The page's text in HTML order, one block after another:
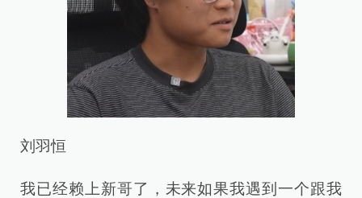
刘羽恒
我已经赖上新哥了，未来如果我遇到一个跟我